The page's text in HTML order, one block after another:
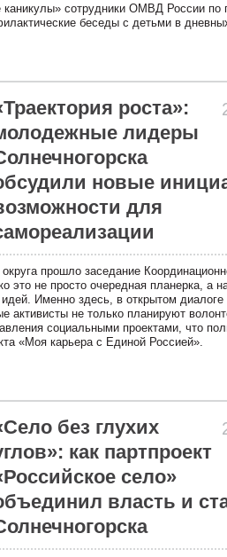
каникулы» сотрудники ОМВД России по
беседы с детьми в
роста»:
лидеры
новые
для
прошло заседание
это не просто очередная планерка, а
Именно здесь, в открытом диалоге
активисты не только планируют
социальными проектами, что
«Моя карьера с Единой Россией».
без глухих
как партпроект
село»
власть и